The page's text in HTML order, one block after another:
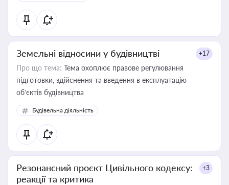
Земельні відносини у будівництві +17
Про що тема: Тема охоплює правове регулювання
підготовки, здійснення та введення в експлуатацію
об’єктів будівництва
Будівельна діяльність
Резонансний проєкт Цивільного кодексу:
реакції та критика
+3